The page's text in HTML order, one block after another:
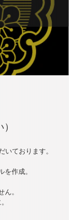
いております。
作成。
ん。